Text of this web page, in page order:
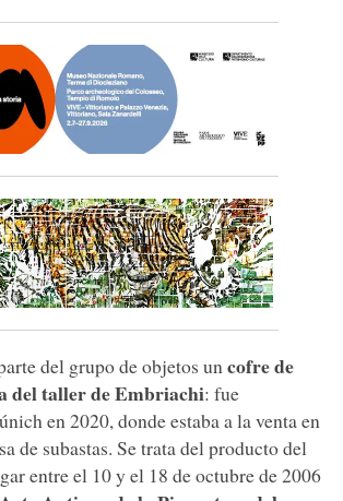
del grupo de objetos un cofre de
del taller de Embriachi: fue
en 2020, donde estaba a la venta en
de subastas. Se trata del producto del
entre el 10 y el 18 de octubre de 2006